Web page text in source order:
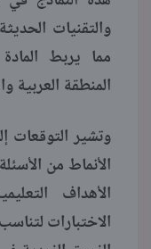
والتقنيات
مما يربط
المنطقة العربية
وتشير التوقعات
الأنماط من
الأهداف
الاختبارات